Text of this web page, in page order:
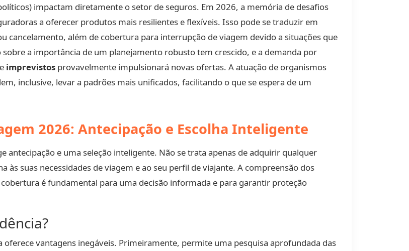
impactam diretamente o setor de seguros. Em 2026, a memória de desafios
a oferecer produtos mais resilientes e flexíveis. Isso pode se traduzir em
cancelamento, além de cobertura para interrupção de viagem devido a situações que
a importância de um planejamento robusto tem crescido, e a demanda por
imprevistos provavelmente impulsionará novas ofertas. A atuação de organismos
inclusive, levar a padrões mais unificados, facilitando o que se espera de um
2026: Antecipação e Escolha Inteligente
antecipação e uma seleção inteligente. Não se trata apenas de adquirir qualquer
às suas necessidades de viagem e ao seu perfil de viajante. A compreensão dos
é fundamental para uma decisão informada e para garantir proteção
vantagens inegáveis. Primeiramente, permite uma pesquisa aprofundada das